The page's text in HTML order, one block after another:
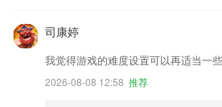
司康婷
我觉得游戏的难度设置可以再适当一
2026-08-08 12:58 推荐